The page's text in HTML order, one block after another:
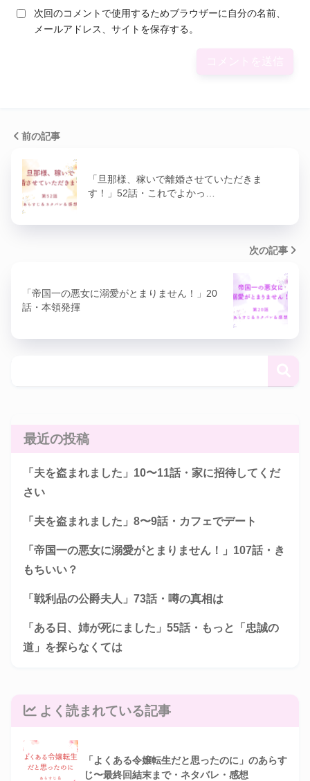
次回のコメントで使用するためブラウザーに自分の名前、
メールアドレス、サイトを保存する。
前の記事
「旦那様、稼いで離婚させていただきま
す！」52話・これでよかっ…
次の記事
「帝国一の悪女に溺愛がとまりません！」20
話・本領発揮
最近の投稿
「夫を盗まれました」10〜11話・家に招待してくだ
さい
「夫を盗まれました」8〜9話・カフェでデート
「帝国一の悪女に溺愛がとまりません！」107話・き
もちいい？
「戦利品の公爵夫人」73話・噂の真相は
「ある日、姉が死にました」55話・もっと「忠誠の
道」を探らなくては
よく読まれている記事
「よくある令嬢転生だと思ったのに」のあらす
じ〜最終回結末まで・ネタバレ・感想